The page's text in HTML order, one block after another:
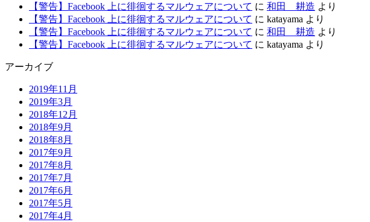
【警告】Facebook 上に徘徊するマルウェアについて に 和田 耕造 より
【警告】Facebook 上に徘徊するマルウェアについて に katayama より
【警告】Facebook 上に徘徊するマルウェアについて に 和田 耕造 より
【警告】Facebook 上に徘徊するマルウェアについて に katayama より
アーカイブ
2019年11月
2019年3月
2018年12月
2018年9月
2018年8月
2017年9月
2017年8月
2017年7月
2017年6月
2017年5月
2017年4月